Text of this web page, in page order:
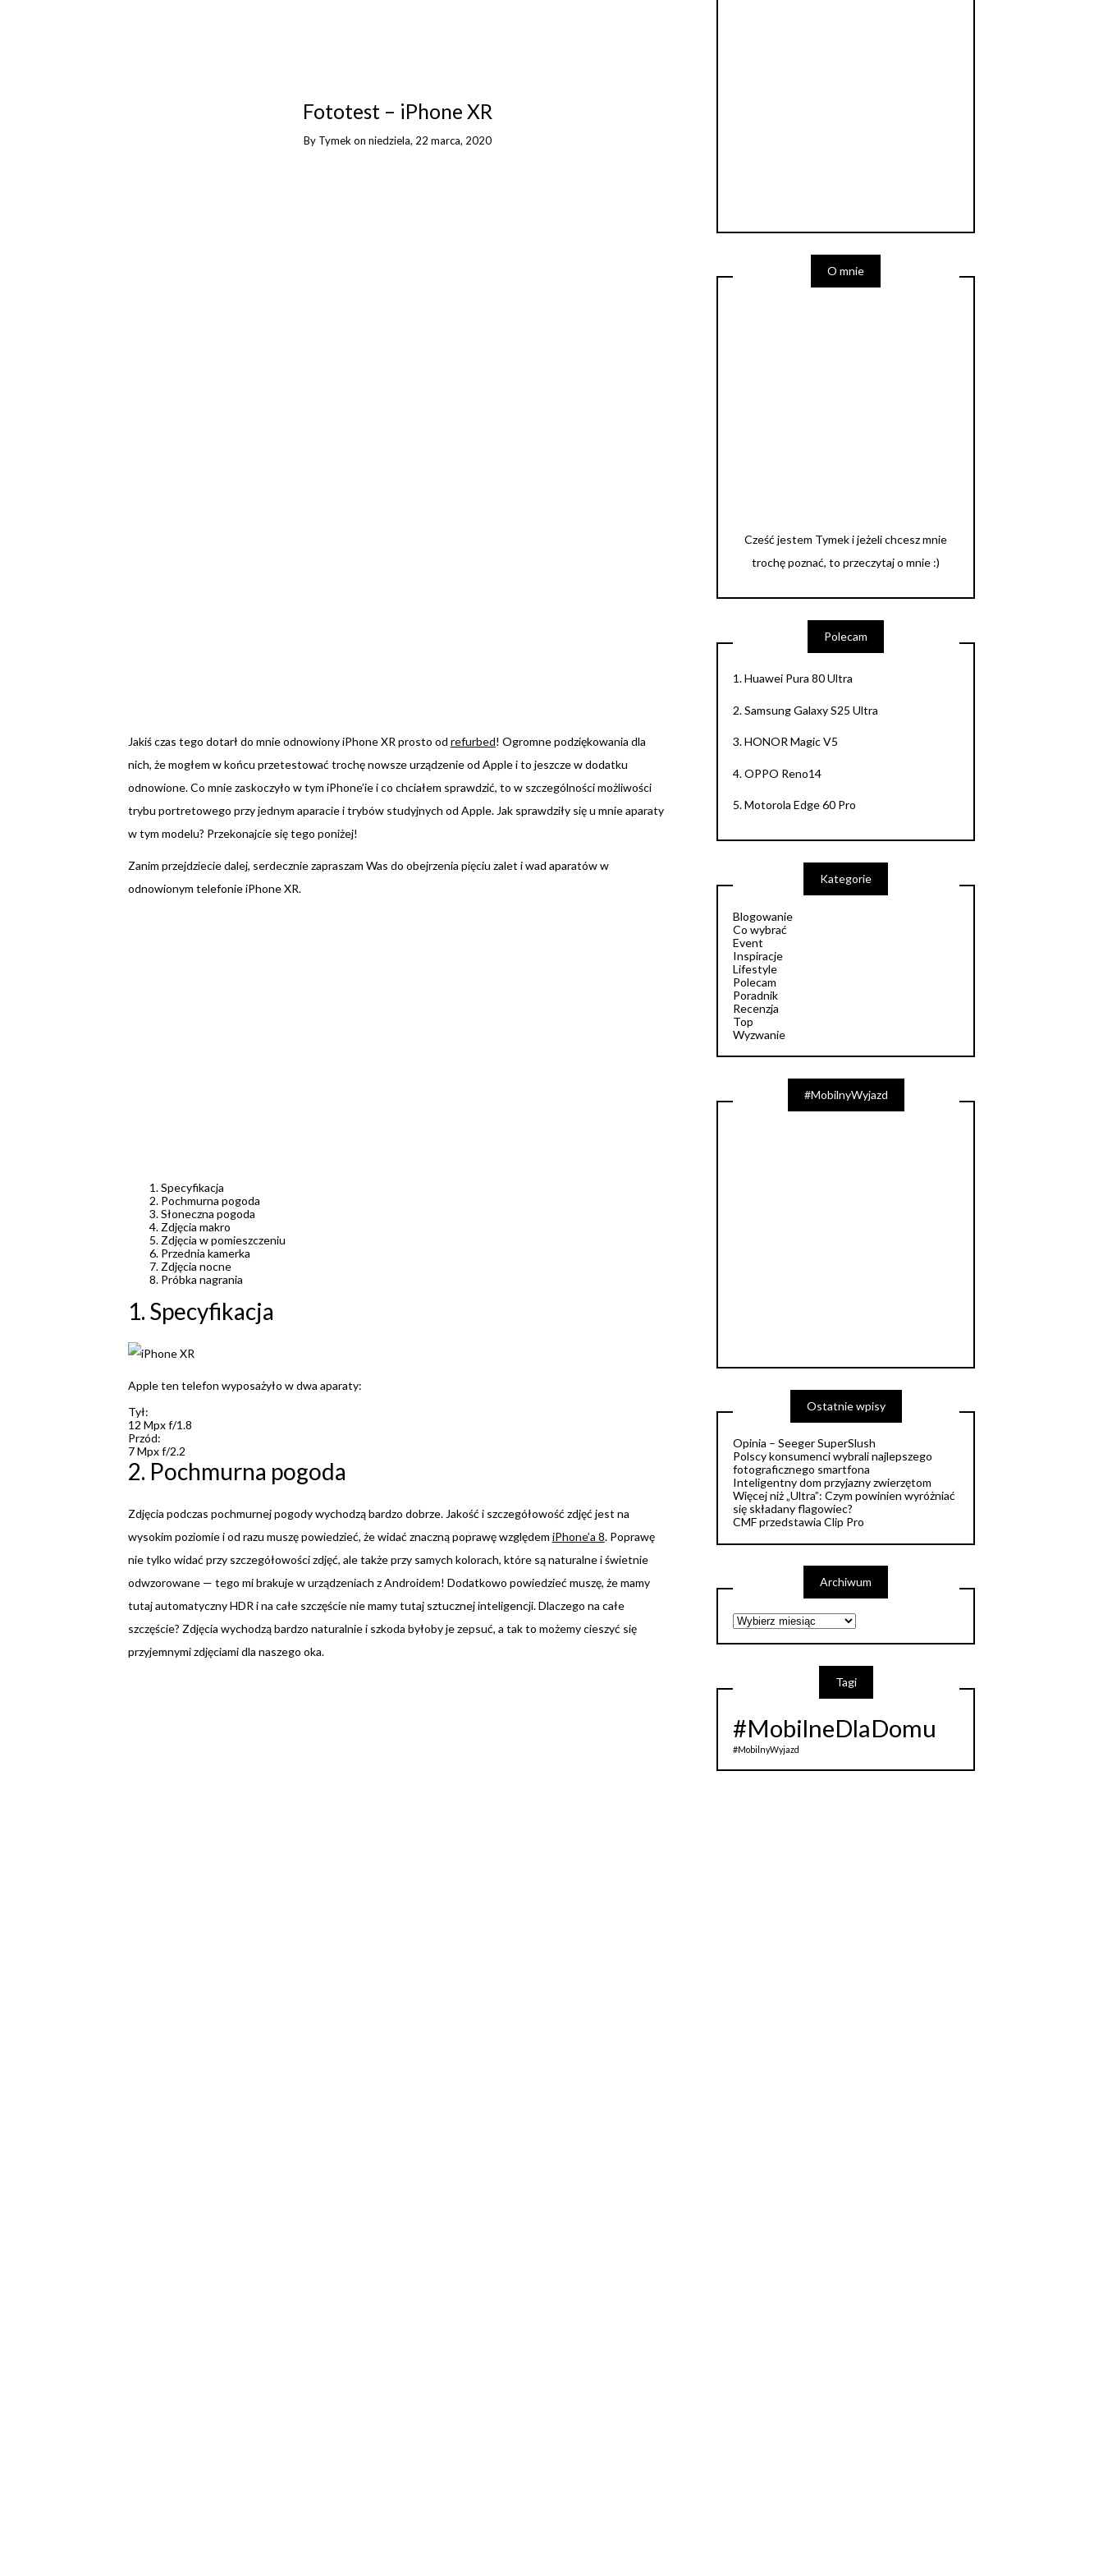
Fototest – iPhone XR
By Tymekon niedziela, 22 marca, 2020
Jakiś czas tego dotarł do mnie odnowiony iPhone XR prosto od refurbed! Ogromne podziękowania dla
nich, że mogłem w końcu przetestować trochę nowsze urządzenie od Apple i to jeszcze w dodatku
odnowione. Co mnie zaskoczyło w tym iPhone’ie i co chciałem sprawdzić, to w szczególności możliwości
trybu portretowego przy jednym aparacie i trybów studyjnych od Apple. Jak sprawdziły się u mnie aparaty
w tym modelu? Przekonajcie się tego poniżej!
Zanim przejdziecie dalej, serdecznie zapraszam Was do obejrzenia pięciu zalet i wad aparatów w
odnowionym telefonie iPhone XR.
Specyfikacja
Pochmurna pogoda
Słoneczna pogoda
Zdjęcia makro
Zdjęcia w pomieszczeniu
Przednia kamerka
Zdjęcia nocne
Próbka nagrania
1. Specyfikacja
Apple ten telefon wyposażyło w dwa aparaty:
Tył:
12 Mpx f/1.8
Przód:
7 Mpx f/2.2
2. Pochmurna pogoda
Zdjęcia podczas pochmurnej pogody wychodzą bardzo dobrze. Jakość i szczegółowość zdjęć jest na
wysokim poziomie i od razu muszę powiedzieć, że widać znaczną poprawę względem iPhone’a 8. Poprawę
nie tylko widać przy szczegółowości zdjęć, ale także przy samych kolorach, które są naturalne i świetnie
odwzorowane — tego mi brakuje w urządzeniach z Androidem! Dodatkowo powiedzieć muszę, że mamy
tutaj automatyczny HDR i na całe szczęście nie mamy tutaj sztucznej inteligencji. Dlaczego na całe
szczęście? Zdjęcia wychodzą bardzo naturalnie i szkoda byłoby je zepsuć, a tak to możemy cieszyć się
przyjemnymi zdjęciami dla naszego oka.
O mnie
Cześć jestem Tymek i jeżeli chcesz mnie
trochę poznać, to przeczytaj o mnie :)
Polecam
1.Huawei Pura 80 Ultra
2.Samsung Galaxy S25 Ultra
3.HONOR Magic V5
4.OPPO Reno14
5.Motorola Edge 60 Pro
Kategorie
Blogowanie
Co wybrać
Event
Inspiracje
Lifestyle
Polecam
Poradnik
Recenzja
Top
Wyzwanie
#MobilnyWyjazd
Ostatnie wpisy
Opinia – Seeger SuperSlush
Polscy konsumenci wybrali najlepszego
fotograficznego smartfona
Inteligentny dom przyjazny zwierzętom
Więcej niż „Ultra”: Czym powinien wyróżniać
się składany flagowiec?
CMF przedstawia Clip Pro
Archiwum
Tagi
#MobilneDlaDomu
#MobilnyWyjazd